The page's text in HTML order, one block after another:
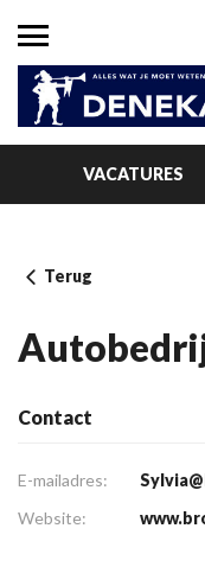
VACATURES
Terug
Contact
E-mailadres:
Website: